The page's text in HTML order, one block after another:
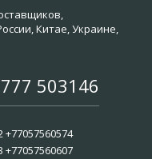
Китае, Украине,
503146
+77057560574
+77057560607